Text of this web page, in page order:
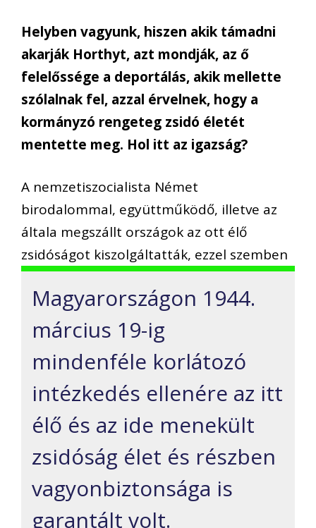
Helyben vagyunk, hiszen akik támadni
akarják Horthyt, azt mondják, az ő
felelőssége a deportálás, akik mellette
szólalnak fel, azzal érvelnek, hogy a
kormányzó rengeteg zsidó életét
mentette meg. Hol itt az igazság?
A nemzetiszocialista Német
birodalommal, együttműködő, illetve az
általa megszállt országok az ott élő
zsidóságot kiszolgáltatták, ezzel szemben
Magyarországon 1944.
március 19-ig
mindenféle korlátozó
intézkedés ellenére az itt
élő és az ide menekült
zsidóság élet és részben
vagyonbiztonsága is
garantált volt.